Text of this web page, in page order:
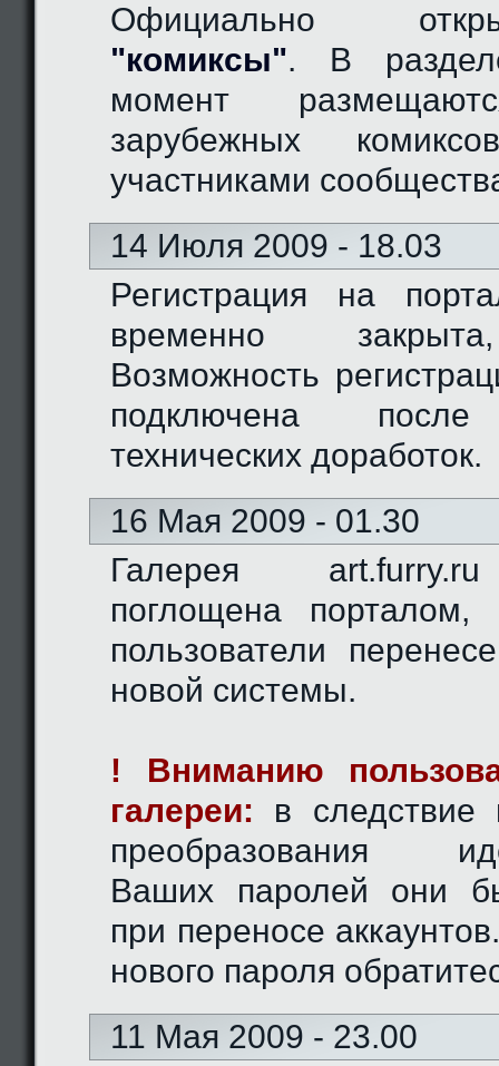
Официально
"комиксы". В
момент
зарубежных
участниками
14 Июля 2009 - 18.03
Регистрация на
временно
Возможность
подключена после
технических доработок.
16 Мая 2009 - 01.30
Галерея
поглощена
пользователи
новой системы.
! Вниманию
галереи: в следствие
преобразования
Ваших паролей они
при переносе
нового пароля
11 Мая 2009 - 23.00